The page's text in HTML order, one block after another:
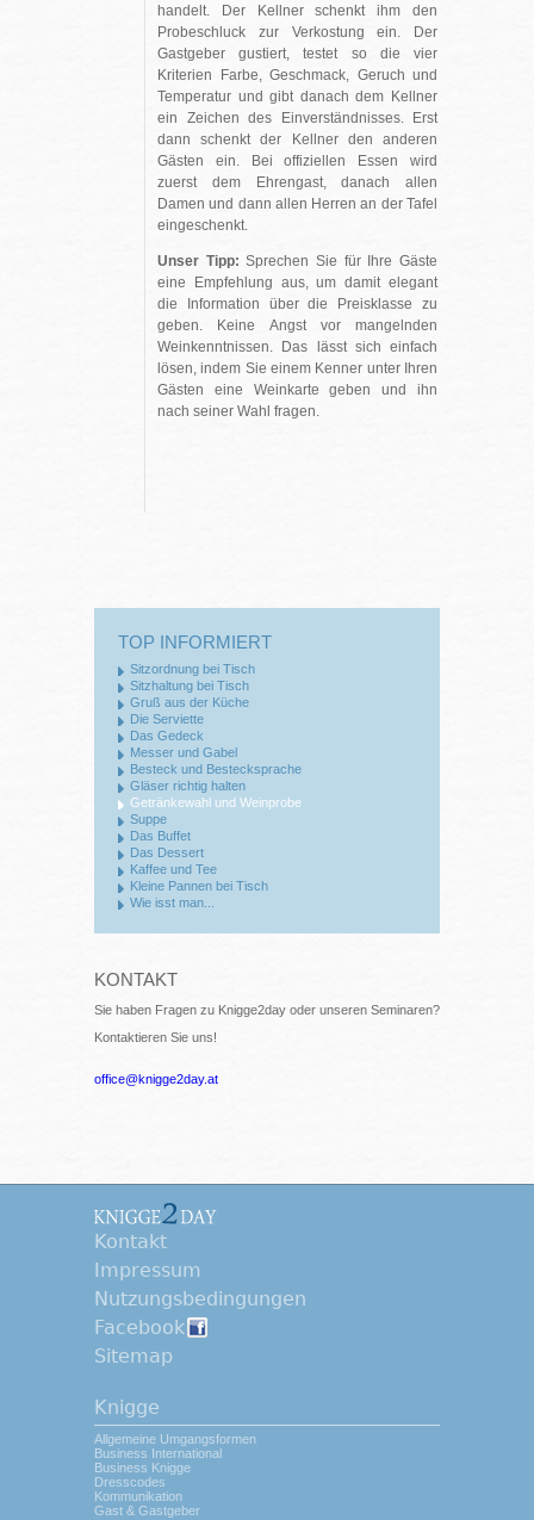
handelt. Der Kellner schenkt ihm den
Probeschluck zur Verkostung ein. Der
Gastgeber gustiert, testet so die vier
Kriterien Farbe, Geschmack, Geruch und
Temperatur und gibt danach dem Kellner
ein Zeichen des Einverständnisses. Erst
dann schenkt der Kellner den anderen
Gästen ein. Bei offiziellen Essen wird
zuerst dem Ehrengast, danach allen
Damen und dann allen Herren an der Tafel
eingeschenkt.
Unser Tipp: Sprechen Sie für Ihre Gäste
eine Empfehlung aus, um damit elegant
die Information über die Preisklasse zu
geben. Keine Angst vor mangelnden
Weinkenntnissen. Das lässt sich einfach
lösen, indem Sie einem Kenner unter Ihren
Gästen eine Weinkarte geben und ihn
nach seiner Wahl fragen.
TOP INFORMIERT
Sitzordnung bei Tisch
Sitzhaltung bei Tisch
Gruß aus der Küche
Die Serviette
Das Gedeck
Messer und Gabel
Besteck und Bestecksprache
Gläser richtig halten
Getränkewahl und Weinprobe
Suppe
Das Buffet
Das Dessert
Kaffee und Tee
Kleine Pannen bei Tisch
Wie isst man...
KONTAKT
Sie haben Fragen zu Knigge2day oder unseren Seminaren?
Kontaktieren Sie uns!
office@knigge2day.at
Kontakt
Impressum
Nutzungsbedingungen
Facebook
Sitemap
Knigge
Allgemeine Umgangsformen
Business International
Business Knigge
Dresscodes
Kommunikation
Gast & Gastgeber